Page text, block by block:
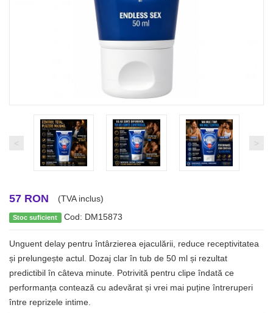
< >
57 RON (TVA inclus)
Stoc suficient Cod: DM15873
Unguent delay pentru întârzierea ejaculării, reduce receptivitatea
și prelungește actul. Dozaj clar în tub de 50 ml și rezultat
predictibil în câteva minute. Potrivită pentru clipe îndată ce
performanța contează cu adevărat și vrei mai puține întreruperi
între reprizele intime.